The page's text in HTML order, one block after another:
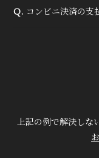
Q. コンビニ決済の支
上記の例で解決しな